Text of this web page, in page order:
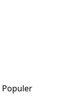
Populer